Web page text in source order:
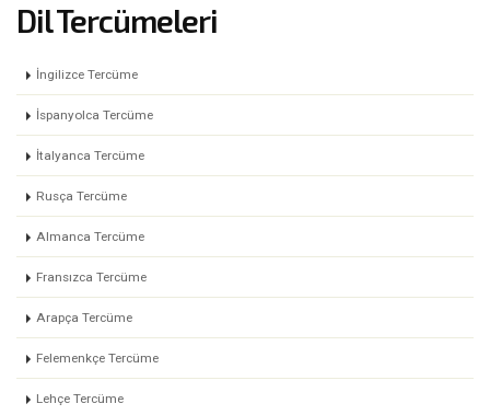
Dil Tercümeleri
İngilizce Tercüme
İspanyolca Tercüme
İtalyanca Tercüme
Rusça Tercüme
Almanca Tercüme
Fransızca Tercüme
Arapça Tercüme
Felemenkçe Tercüme
Lehçe Tercüme